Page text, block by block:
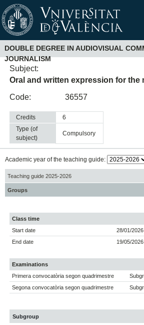
DOUBLE DEGREE IN AUDIOVISUAL
JOURNALISM
Subject:
Oral and written expression for the
Code:
36557
Credits
6
Type (of
subject)
compulsory
Academic year of the teaching guide:
Teaching guide 2025-2026
Groups
Class time
Start date
28/01/2026
End date
19/05/2026
Examinations
Primera convocatòria segon quadrimestre
Segona convocatòria segon quadrimestre
Subgroup